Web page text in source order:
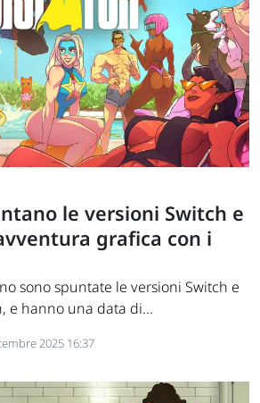
le versioni Switch e
grafica con i
sono spuntate le versioni Switch e
e hanno una data di...
2025 16:37